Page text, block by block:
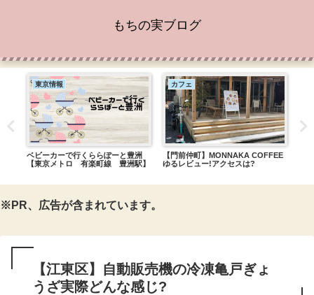
もちの実ブログ
東京情報
ベビーカーで行くららぽーと豊洲
【東京メトロ 有楽町線 豊洲駅】
カフェ
【門前仲町】MONNAKA COFFEE
ゆるレビュー!アクセスは?
※PR、広告が含まれています。
【江東区】自動販売機の冷凍亀戸ぎょ
うざ実際どんな感じ?